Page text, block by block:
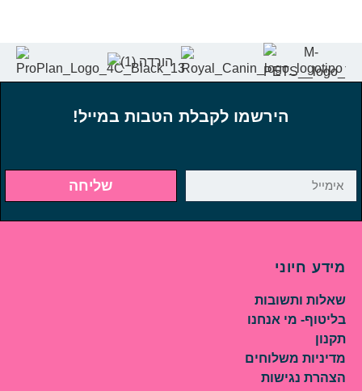
הירשמו לקבלת הטבות במייל!
שליחה
מידע חיוני
שאלות ותשובות
בליטוף- מי אנחנו
תקנון
מדיניות משלוחים
הצהרת נגישות